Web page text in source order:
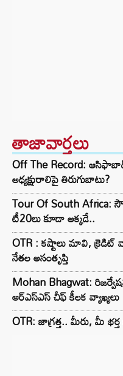
తాజావార్తలు
Off The Record:
అధ్యక్షురాలిపై తిరుగుబాటు?
Tour Of South Africa:
టీ20లు కూడా అక్కడే..
OTR : కష్టాలు మావి,
నేతల అసంతృప్తి
Mohan Bhagwat:
ఆర్ఎస్ఎస్ చీఫ్ కీలక వ్యాఖ్యలు
OTR: జాగ్రత్త.. మీరు, మీ